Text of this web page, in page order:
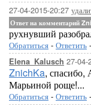
27-04-2015-20:27
Ответ на комментарий
рухнувший
Обратиться - Ответить -
Elena_Kalusch 27-04-
ZnichKa, спасибо,
Марьиной роще!...
Обратиться - Ответить -